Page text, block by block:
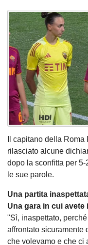
Il capitano della Roma
rilasciato alcune
dopo la sconfitta per
le sue parole.
Una partita
Una gara in cui
"Sì, inaspettato,
affrontato sicuramente
che volevamo e che ci